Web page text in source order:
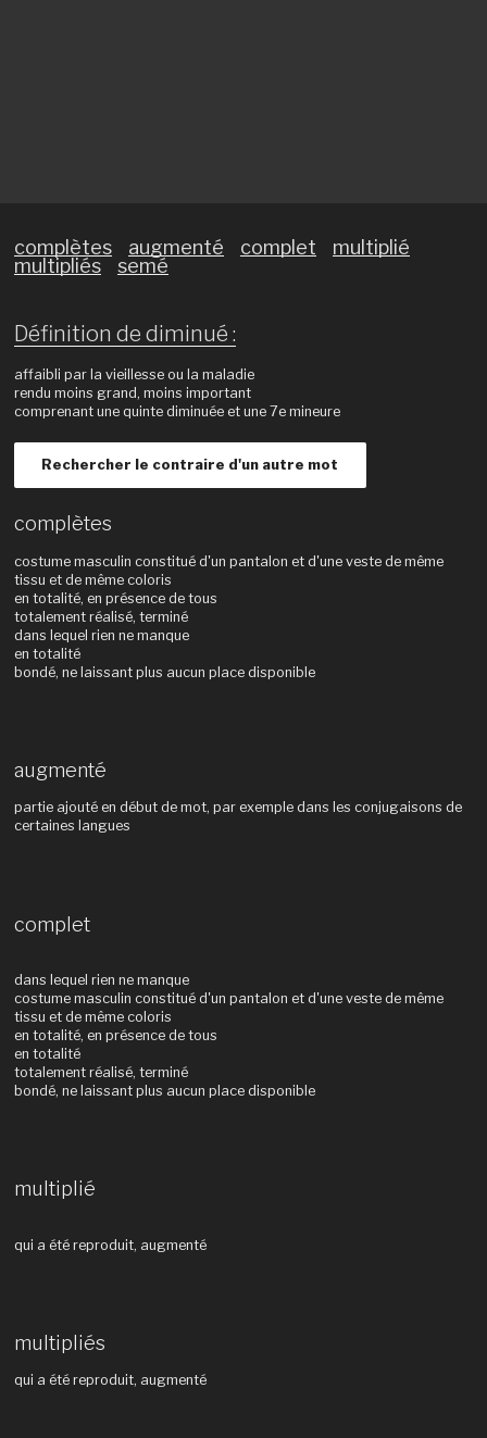
complètes augmenté complet
multiplié
multipliés
semé
Définition de diminué :
affaibli par la vieillesse ou la maladie
rendu moins grand, moins important
comprenant une quinte diminuée et une 7e mineure
Rechercher le contraire d'un autre mot
complètes
costume masculin constitué d'un pantalon et d'une veste de même
tissu et de même coloris
en totalité, en présence de tous
totalement réalisé, terminé
dans lequel rien ne manque
en totalité
bondé, ne laissant plus aucun place disponible
augmenté
partie ajouté en début de mot, par exemple dans les conjugaisons de
certaines langues
complet
dans lequel rien ne manque
costume masculin constitué d'un pantalon et d'une veste de même
tissu et de même coloris
en totalité, en présence de tous
en totalité
totalement réalisé, terminé
bondé, ne laissant plus aucun place disponible
multiplié
qui a été reproduit, augmenté
multipliés
qui a été reproduit, augmenté